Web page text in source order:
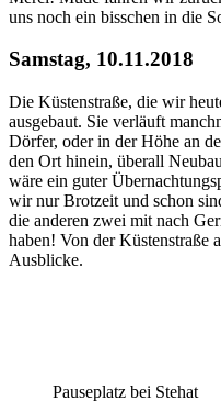
uns noch ein bisschen in die
Samstag, 10.11.2018
Die Küstenstraße, die wir
ausgebaut. Sie verläuft
Dörfer, oder in der Höhe an
den Ort hinein, überall
wäre ein guter
wir nur Brotzeit und schon
die anderen zwei mit nach
haben! Von der Küstenstraße
Ausblicke.
Pauseplatz bei Stehat